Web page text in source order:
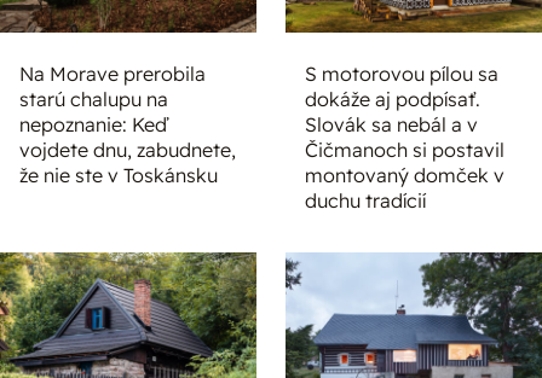
Na Morave prerobila
starú chalupu na
nepoznanie: Keď
vojdete dnu, zabudnete,
že nie ste v Toskánsku
S motorovou pílou sa
dokáže aj podpísať.
Slovák sa nebál a v
Čičmanoch si postavil
montovaný domček v
duchu tradícií